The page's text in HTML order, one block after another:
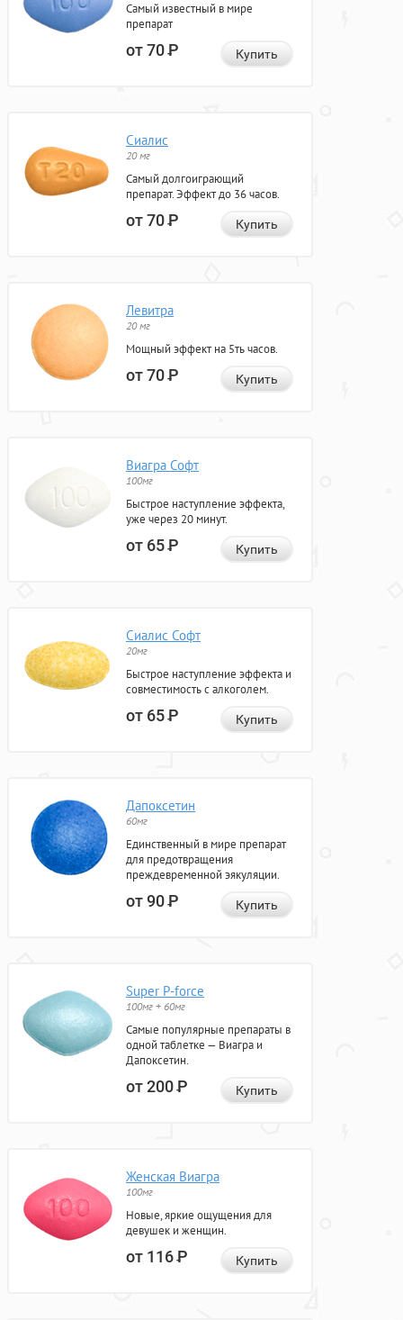
Самый известный в мире
препарат
от 70Р Купить
Сиалис
20 мг
Самый долгоиграющий
препарат. Эффект до 36 часов.
от 70Р Купить
Левитра
20 мг
Мощный эффект на 5ть часов.
от 70Р Купить
Виагра Софт
100мг
Быстрое наступление эффекта,
уже через 20 минут.
от 65Р Купить
Сиалис Софт
20мг
Быстрое наступление эффекта и
совместимость с алкоголем.
от 65Р Купить
Дапоксетин
60мг
Единственный в мире препарат
для предотвращения
преждевременной эякуляции.
от 90Р Купить
Super P-force
100мг + 60мг
Самые популярные препараты в
одной таблетке — Виагра и
Дапоксетин.
от 200Р Купить
Женская Виагра
100мг
Новые, яркие ощущения для
девушек и женщин.
от 116Р Купить